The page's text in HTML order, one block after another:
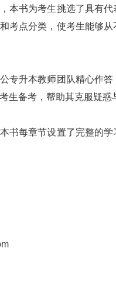
本书为考生挑选了具有
考点分类，使考生能够
专升本教师团队精心作
生备考，帮助其克服疑惑
书每章节设置了完整的